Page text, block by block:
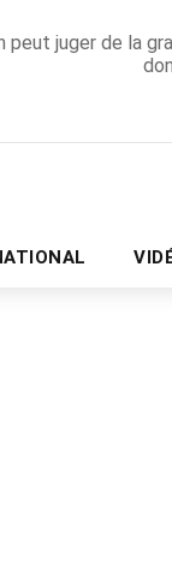
peut juger de la